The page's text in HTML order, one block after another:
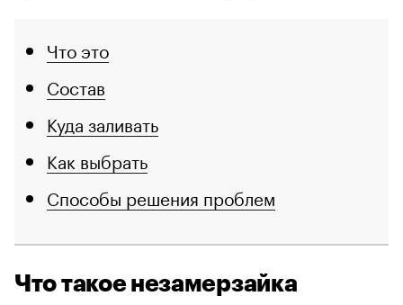
Что это
Состав
Куда заливать
Как выбрать
Способы решения проблем
Что такое незамерзайка